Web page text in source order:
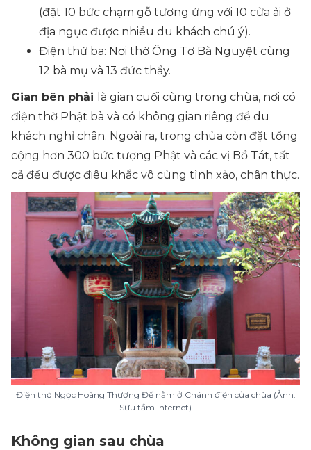
(đặt 10 bức chạm gỗ tương ứng với 10 cửa ải ở
địa ngục được nhiều du khách chú ý).
Điện thứ ba: Nơi thờ Ông Tơ Bà Nguyệt cùng
12 bà mụ và 13 đức thầy.
Gian bên phải là gian cuối cùng trong chùa, nơi có
điện thờ Phật bà và có không gian riêng để du
khách nghỉ chân. Ngoài ra, trong chùa còn đặt tổng
cộng hơn 300 bức tượng Phật và các vị Bồ Tát, tất
cả đều được điêu khắc vô cùng tình xảo, chân thực.
Điện thờ Ngọc Hoàng Thượng Đế nằm ở Chánh điện của chùa (Ảnh:
Sưu tầm internet)
Không gian sau chùa